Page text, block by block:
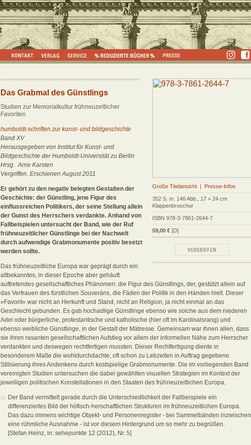
Große Titelansicht | Presse-Infos
352 S. m. 146 Abb., 17 × 24 cm
Klappenbroschur
ISBN 978-3-7861-2644-7
59,00 € [D]
Das Grabmal des Günstlings
Studien zur Memorialkultur frühneuzeitlicher
Favoriten
humboldt-schriften zur kunst- und bildgeschichte
Band XV
Herausgegeben von Institut für Kunst- und
Bildgeschichte der Humboldt-Universität zu Berlin
Hrsg. Arne Karsten
Vergriffen. Erschienen August 2011
Er gehört zu den negativ belegten Gestalten der
Geschichte: der Günstling, jene Figur des
einflussreichen Politikers, der seine Stellung allein
der Gunst des Herrschers verdankte. Anhand von
Fallbeispielen untersucht der Band, wie der Ruf
frühneuzeitlicher Günstlinge bei der Nachwelt
durch aufwendige Grabmonumente positiv besetzt
werden sollte.
Das frühneuzeitliche Europa war geprägt durch ein
altbekanntes, in dieser Epoche aber gehäuft
auftretendes gesellschaftliches Phänomen: die Figur des Günstlings, der, gestützt allein auf
das Vertrauen des fürstlichen Souveräns, die Fäden der Politik in den Händen hielt. Dieser
»Favorit« war nicht an Herkunft und Stand, nicht an Religion, ja nicht einmal an das
Geschlecht gebunden. Es gab hochadlige Günstlinge ebenso wie solche aus dem niederen
Adel oder bürgerliche, protestantische und katholische (hier oft im Kardinalsrang) und
ebenso weibliche Günstlinge, in der Gestalt der Mätresse. Gemeinsam war ihnen allen, dass
sie ihren rasanten gesellschaftlichen Aufstieg vor allem der informellen Nähe zum Herrscher
verdankten und deswegen rechtfertigen mussten. Dieser Rechtfertigung diente in
besonderem Maße die wohldurchdachte, oft schon zu Lebzeiten in Auftrag gegebene
Stilisierung ihres Andenkens durch kostspielige Grabmonumente. Die im vorliegenden Band
vereinigten Studien untersuchen die dabei gewählten visuellen Strategien im Kontext der
jeweiligen politischen Konstellationen in den Staaten des frühneuzeitlichen Europa.
Der Band vermittelt gerade durch die Unterschiedlichkeit der Fallbeispiele ein
differenziertes Bild der höfisch-herschaftlichen Strukturen im frühneuzeitlichen Europa.
Das dazu immens wichtige Objekt- und Personenregister - bei Sammelbänden inzwischen
eine rühmliche Ausnahme - ist vor diesem Hintergrund um so mehr zu begrüßen.
[Stefan Heinz, in: sehepunkte 12 (2012), Nr. 5]